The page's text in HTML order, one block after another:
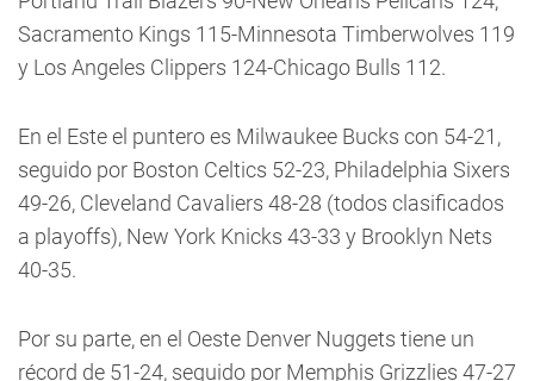
Sacramento Kings 115-Minnesota Timberwolves 119
y Los Angeles Clippers 124-Chicago Bulls 112.
En el Este el puntero es Milwaukee Bucks con 54-21,
seguido por Boston Celtics 52-23, Philadelphia Sixers
49-26, Cleveland Cavaliers 48-28 (todos clasificados
a playoffs), New York Knicks 43-33 y Brooklyn Nets
40-35.
Por su parte, en el Oeste Denver Nuggets tiene un
récord de 51-24, seguido por Memphis Grizzlies 47-27